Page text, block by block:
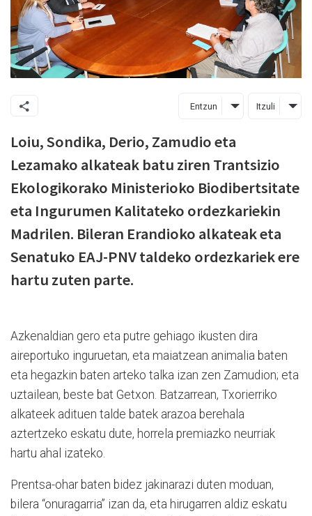
Entzun Itzuli
Loiu, Sondika, Derio, Zamudio eta
Lezamako alkateak batu ziren Trantsizio
Ekologikorako Ministerioko Biodibertsitate
eta Ingurumen Kalitateko ordezkariekin
Madrilen. Bileran Erandioko alkateak eta
Senatuko EAJ-PNV taldeko ordezkariek ere
hartu zuten parte.
Azkenaldian gero eta putre gehiago ikusten dira
aireportuko inguruetan, eta maiatzean animalia baten
eta hegazkin baten arteko talka izan zen Zamudion; eta
uztailean, beste bat Getxon. Batzarrean, Txorierriko
alkateek adituen talde batek arazoa berehala
aztertzeko eskatu dute, horrela premiazko neurriak
hartu ahal izateko.
Prentsa-ohar baten bidez jakinarazi duten moduan,
bilera “onuragarria” izan da, eta hirugarren aldiz eskatu